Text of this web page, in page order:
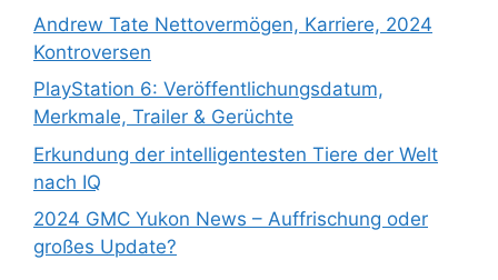
Andrew Tate Nettovermögen, Karriere, 2024
Kontroversen
PlayStation 6: Veröffentlichungsdatum,
Merkmale, Trailer & Gerüchte
Erkundung der intelligentesten Tiere der Welt
nach IQ
2024 GMC Yukon News – Auffrischung oder
großes Update?